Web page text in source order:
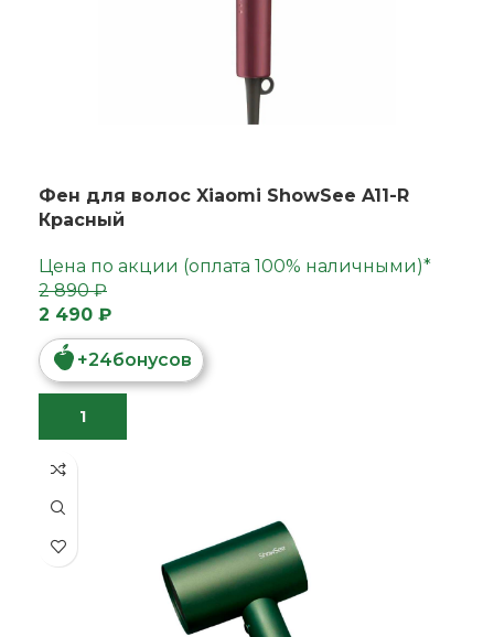
Фен для волос Xiaomi ShowSee A11-R
Красный
Цена по акции (оплата 100% наличными)*
2 490 ₽
+24бонусов
2 890 ₽